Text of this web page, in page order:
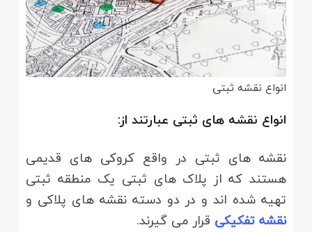
انواع نقشه ثبتی
انواع نقشه های ثبتی عبارتند از:
نقشه های ثبتی در واقع کروکی های قدیمی
هستند که از پلاک های ثبتی یک منطقه ثبتی
تهیه شده اند و در دو دسته نقشه های پلاکی و
نقشه تفکیکی قرار می گیرند.